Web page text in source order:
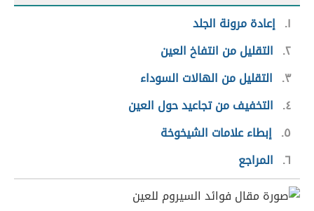
١ إعادة مرونة الجلد
٢ التقليل من انتفاخ العين
٣
التقليل من الهالات السوداء
٤
التخفيف من تجاعيد حول العين
٥ إبطاء علامات الشيخوخة
٦ المراجع